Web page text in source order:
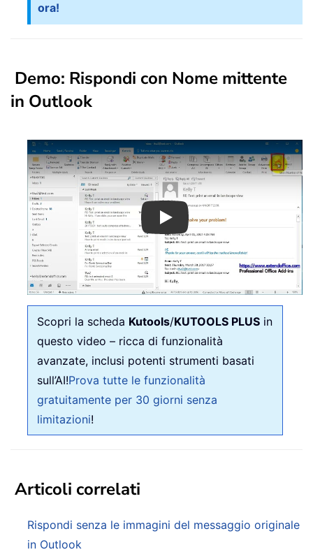
ora!
Demo: Rispondi con Nome mittente
in Outlook
Play
Scopri la scheda Kutools/KUTOOLS PLUS in
questo video – ricca di funzionalità
avanzate, inclusi potenti strumenti basati
sull’AI!Prova tutte le funzionalità
gratuitamente per 30 giorni senza
limitazioni!
Articoli correlati
Rispondi senza le immagini del messaggio originale
in Outlook